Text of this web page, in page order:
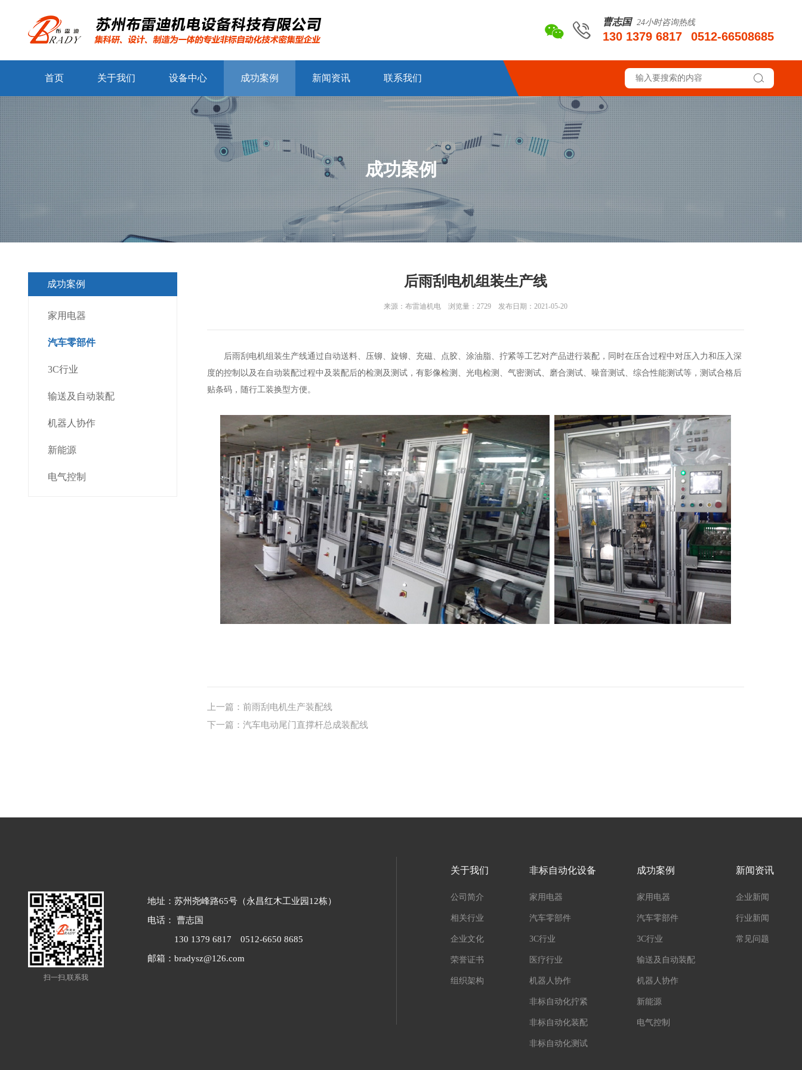
曹志国 24小时咨询热线
130 1379 6817 0512-66508685
首页 关于我们 设备中心 成功案例 新闻资讯 联系我们
成功案例
成功案例
家用电器
汽车零部件
3C行业
输送及自动装配
机器人协作
新能源
电气控制
后雨刮电机组装生产线
来源：布雷迪机电 浏览量：2729 发布日期：2021-05-20
后雨刮电机组装生产线通过自动送料、压铆、旋铆、充磁、点胶、涂油脂、拧紧等工艺对产品进行装配，同时在压合过程中对压入力和压入深
度的控制以及在自动装配过程中及装配后的检测及测试，有影像检测、光电检测、气密测试、磨合测试、噪音测试、综合性能测试等，测试合格后
贴条码，随行工装换型方便。
上一篇：前雨刮电机生产装配线
下一篇：汽车电动尾门直撑杆总成装配线
扫一扫,联系我
地址：苏州尧峰路65号（永昌红木工业园12栋）
电话： 曹志国
130 1379 6817
0512-6650 8685
邮箱： bradysz@126.com
新闻资讯
企业新闻
行业新闻
常见问题
成功案例
家用电器
汽车零部件
3C行业
输送及自动装配
机器人协作
新能源
电气控制
非标自动化设备
家用电器
汽车零部件
3C行业
医疗行业
机器人协作
非标自动化拧紧
非标自动化装配
非标自动化测试
关于我们
公司简介
相关行业
企业文化
荣誉证书
组织架构